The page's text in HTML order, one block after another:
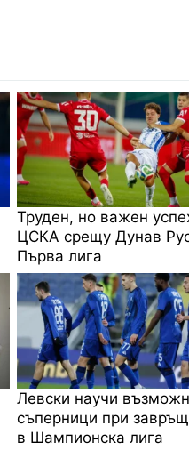
Труден, но важен
ЦСКА срещу Дунав
Първа лига
Левски научи
съперници при
в Шампионска лига